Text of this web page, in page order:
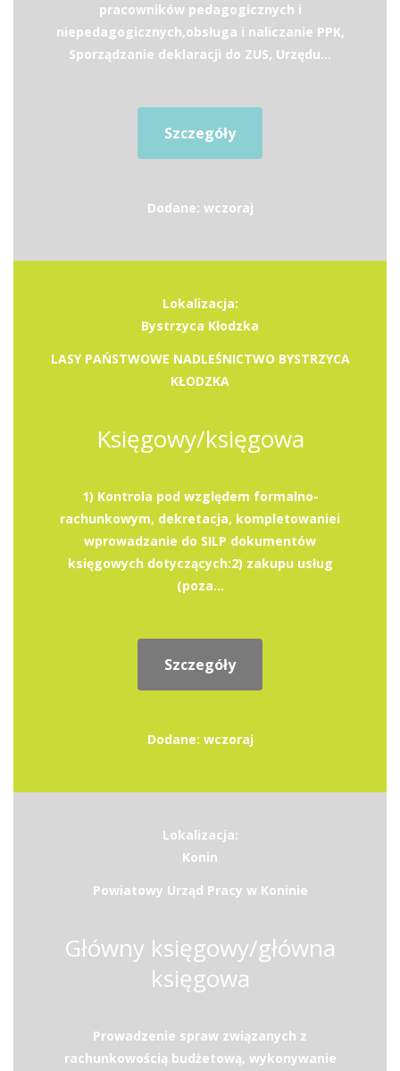
pracowników pedagogicznych i
niepedagogicznych,obsługa i naliczanie PPK,
Sporządzanie deklaracji do ZUS, Urzędu...
Szczegóły
Dodane: wczoraj
Lokalizacja:
Bystrzyca Kłodzka
LASY PAŃSTWOWE NADLEŚNICTWO BYSTRZYCA
KŁODZKA
Księgowy/księgowa
1) Kontrola pod względem formalno-
rachunkowym, dekretacja, kompletowaniei
wprowadzanie do SILP dokumentów
księgowych dotyczących:2) zakupu usług
(poza...
Szczegóły
Dodane: wczoraj
Lokalizacja:
Konin
Powiatowy Urząd Pracy w Koninie
Główny księgowy/główna
księgowa
Prowadzenie spraw związanych z
rachunkowością budżetową, wykonywanie